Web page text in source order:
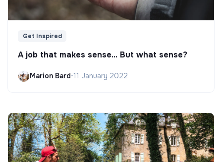
Get Inspired
A job that makes sense... But what sense?
Marion Bard•11 January 2022